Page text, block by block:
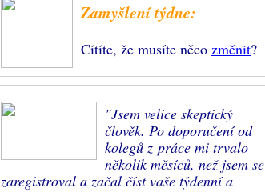
Zamyšlení týdne:
Cítíte, že musíte něco změnit?
"Jsem velice skeptický
člověk. Po doporučení od
kolegů z práce mi trvalo
několik měsíců, než jsem se
zaregistroval a začal číst vaše týdenní a